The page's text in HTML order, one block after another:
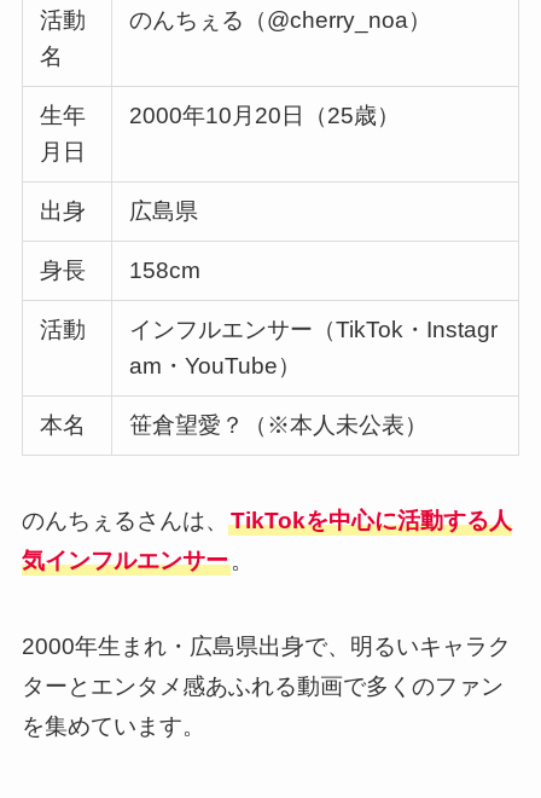
活動
名
のんちぇる（@cherry_noa）
生年
月日
2000年10月20日（25歳）
出身 広島県
身長 158cm
活動
インフルエンサー（TikTok・Instagr
am・YouTube）
本名 笹倉望愛？（※本人未公表）
のんちぇるさんは、 TikTokを中心に活動する人
気インフルエンサー。
2000年生まれ・広島県出身で、明るいキャラク
ターとエンタメ感あふれる動画で多くのファン
を集めています。